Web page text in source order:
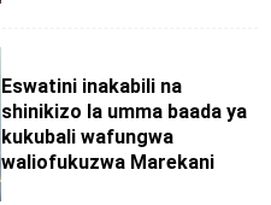
Eswatini inakabili na
shinikizo la umma baada ya
kukubali wafungwa
waliofukuzwa Marekani